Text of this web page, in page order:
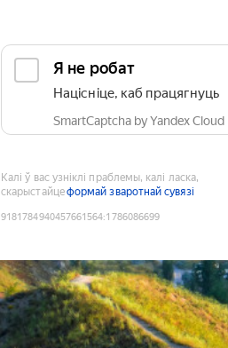
Я не робат
Націсніце, каб працягнуць
SmartCaptcha by Yandex Cloud
Калі ў вас узніклі праблемы, калі ласка,
скарыстайцеформай зваротнай сувязі
9181784940457661564:1786086699